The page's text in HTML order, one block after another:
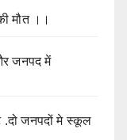
मौत ।।
जनपद में
.दो जनपदों मे स्कूल